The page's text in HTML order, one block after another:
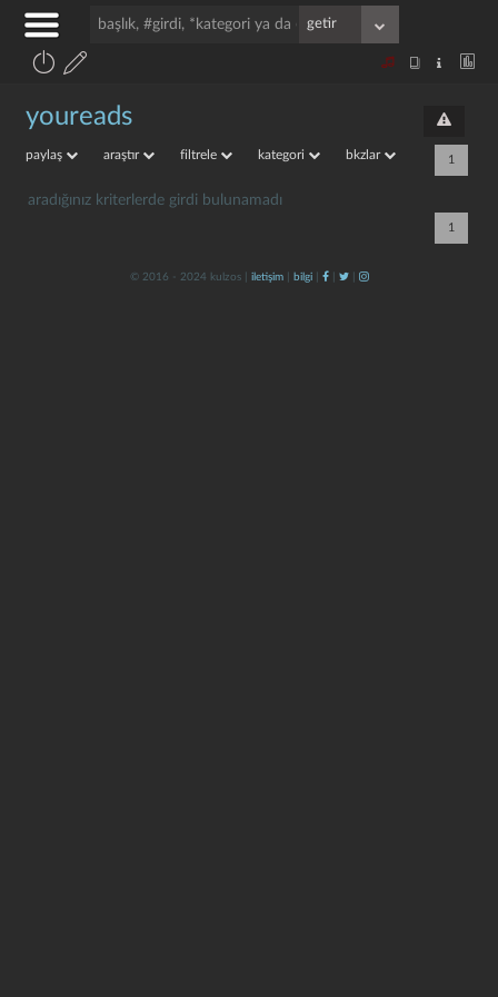
youreads
paylaş araştır filtrele kategori bkzlar 1
aradığınız kriterlerde girdi bulunamadı
1
© 2016 - 2024 kulzos | iletişim| bilgi| | |